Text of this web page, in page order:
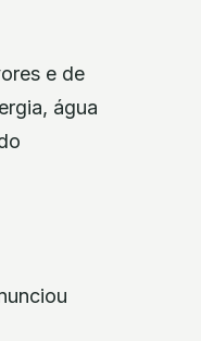
e de
água